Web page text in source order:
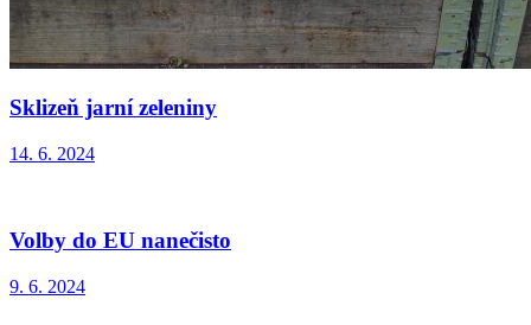
Sklizeň jarní zeleniny
14. 6. 2024
Volby do EU nanečisto
9. 6. 2024